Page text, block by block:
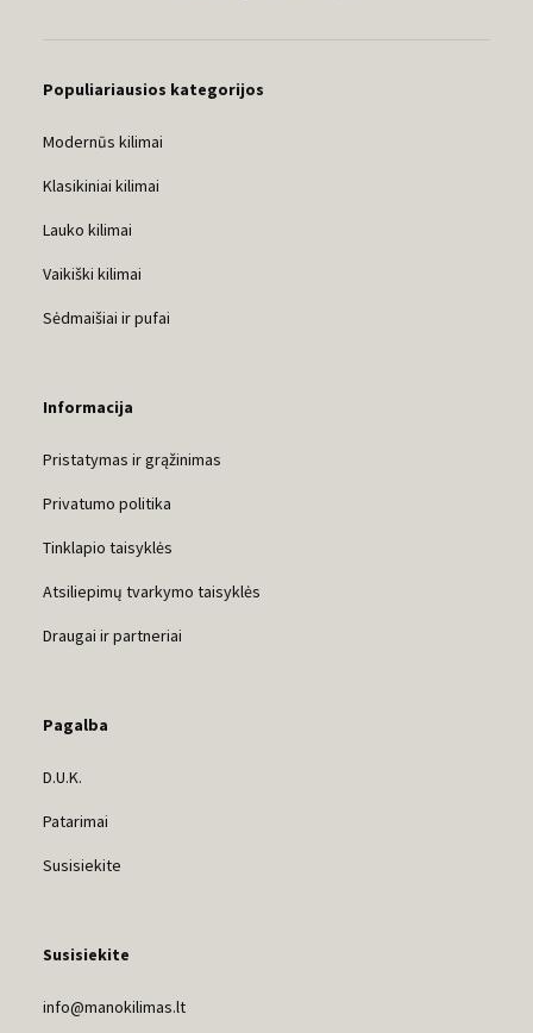
Populiariausios kategorijos
Modernūs kilimai
Klasikiniai kilimai
Lauko kilimai
Vaikiški kilimai
Sėdmaišiai ir pufai
Informacija
Pristatymas ir grąžinimas
Privatumo politika
Tinklapio taisyklės
Atsiliepimų tvarkymo taisyklės
Draugai ir partneriai
Pagalba
D.U.K.
Patarimai
Susisiekite
Susisiekite
info@manokilimas.lt